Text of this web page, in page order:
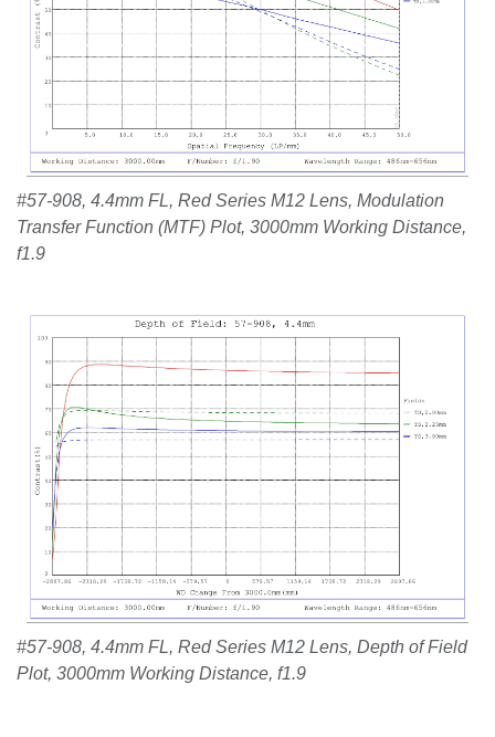
#57-908, 4.4mm FL, Red Series M12 Lens, Modulation
Transfer Function (MTF) Plot, 3000mm Working Distance,
f1.9
#57-908, 4.4mm FL, Red Series M12 Lens, Depth of Field
Plot, 3000mm Working Distance, f1.9